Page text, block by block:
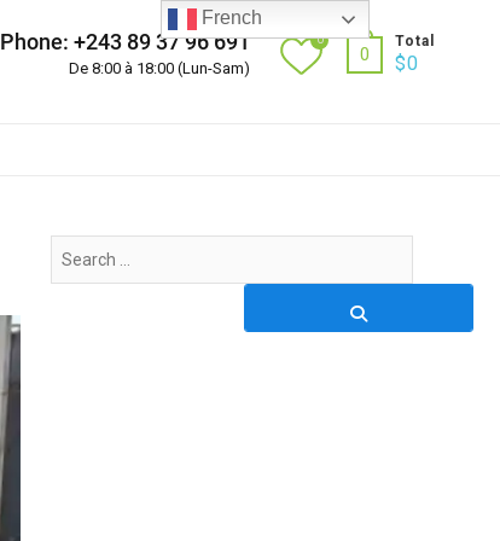
Phone: +243 89 37 96 691
De 8:00 à 18:00 (Lun-Sam)
0
0
Total
$0
Search
French